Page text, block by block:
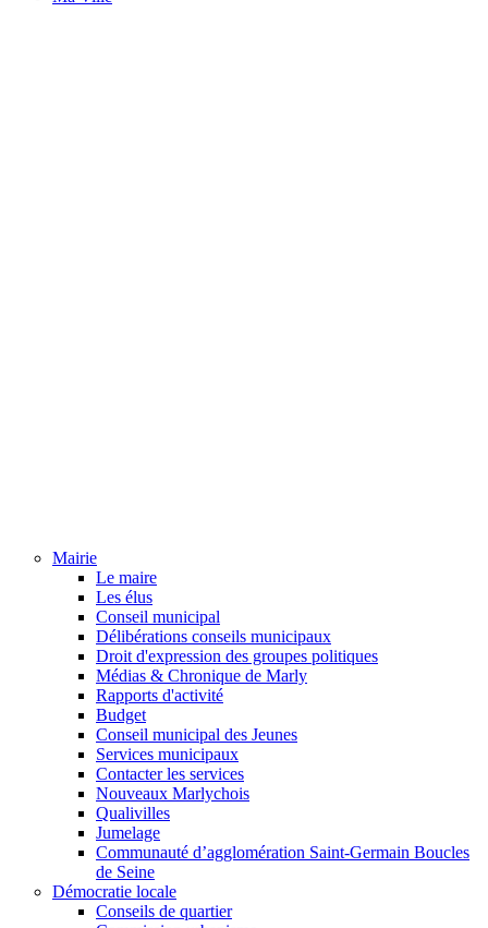
Mairie
Le maire
Les élus
Conseil municipal
Délibérations conseils municipaux
Droit d'expression des groupes politiques
Médias & Chronique de Marly
Rapports d'activité
Budget
Conseil municipal des Jeunes
Services municipaux
Contacter les services
Nouveaux Marlychois
Qualivilles
Jumelage
Communauté d’agglomération Saint-Germain Boucles
de Seine
Démocratie locale
Conseils de quartier